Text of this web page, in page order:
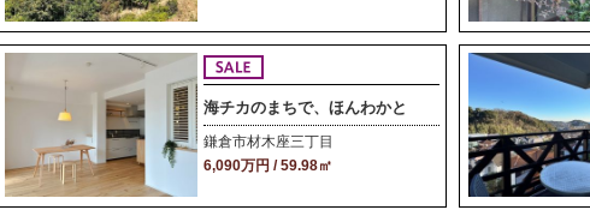
海チカのまちで、ほんわかと
鎌倉市材木座三丁目
6,090万円 / 59.98㎡